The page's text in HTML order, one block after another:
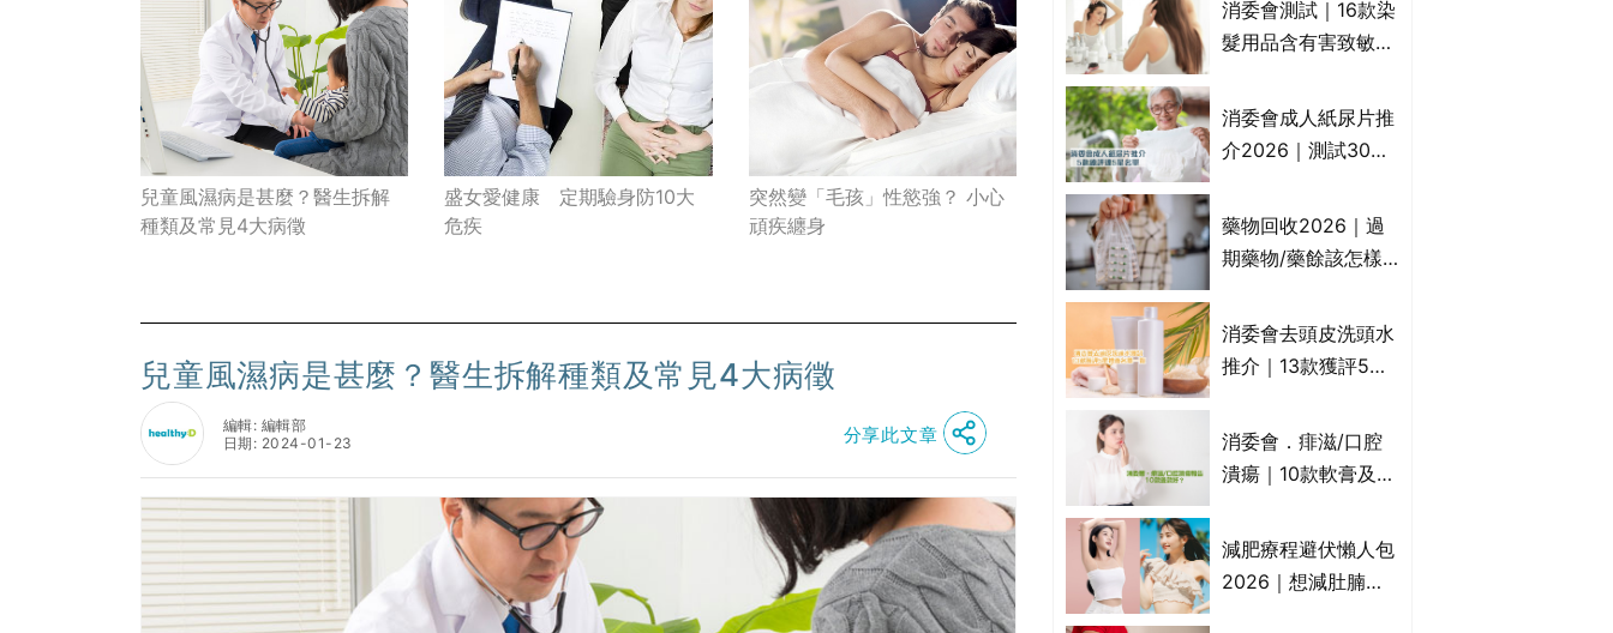
兒童風濕病是甚麼？醫生拆解
種類及常見4大病徵
盛女愛健康 定期驗身防10大
危疾
突然變「毛孩」性慾強？ 小心
頑疾纏身
兒童風濕病是甚麼？醫生拆解種類及常見4大病徵
編輯: 編輯部
日期: 2024-01-23
分享此文章
比較、打針後反應處
消委會測試｜16款染
髮用品含有害致敏物
介!50惠、Return回
本、Furnte、Rerise
消委會成人紙尿片推
介2026｜測試30款
滲墊防漏表現/回滲/
化學物質檢測等｜5
藥物回收2026｜過
期藥物/藥餘該怎樣
地點一覽｜屈臣氏、
萬寧、首衛、綠領行
消委會去頭皮洗頭水
推介｜13款獲評5星
KLORANE、沙宣、
呂、LUX等上榜｜4
消委會．痱滋/口腔
潰瘍｜10款軟膏及啫
屬處方藥物？有哪些
受關注成分？｜必知
減肥療程避伏懶人包
2026｜想減肚腩但